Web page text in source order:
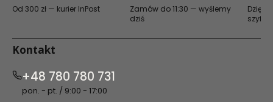
Od 300 zł — kurier InPost
Zamów do 11:30 — wyślemy
dziś
Dzięki
Kontakt
+48 780 780 731
pon. - pt. / 9:00 - 17:00